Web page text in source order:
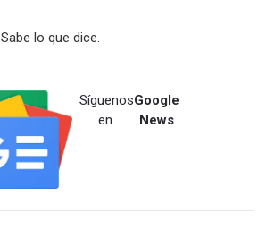
Sabe lo que dice.
Síguenos
en
Google
News